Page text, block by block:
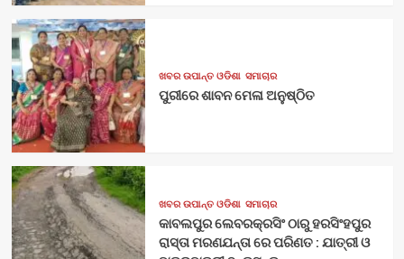
ଖବର ଉପାନ୍ତ ଓଡିଶା ସମାଚାର
ପୁରୀରେ ଶାବନ ମେଳା ଅନୁଷ୍ଠିତ
ଖବର ଉପାନ୍ତ ଓଡିଶା ସମାଚାର
କାବଲପୁର ଲେବରକ୍ରସିଂ ଠାରୁ ହରସିଂହପୁର
ରାସ୍ତା ମରଣଯନ୍ତା ରେ ପରିଣତ : ଯାତ୍ରୀ ଓ